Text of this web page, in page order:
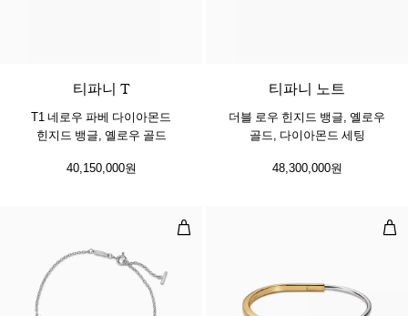
티파니 T
T1 네로우 파베 다이아몬드
힌지드 뱅글, 옐로우 골드
40,150,000원
티파니 노트
더블 로우 힌지드 뱅글, 옐로우
골드, 다이아몬드 세팅
48,300,000원
스마일 스몰 브레이슬릿, 화이트 골
네